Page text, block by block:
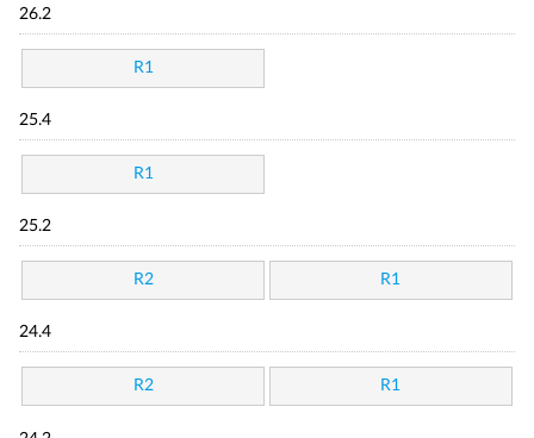
26.2
R1
25.4
R1
25.2
R2 R1
24.4
R2 R1